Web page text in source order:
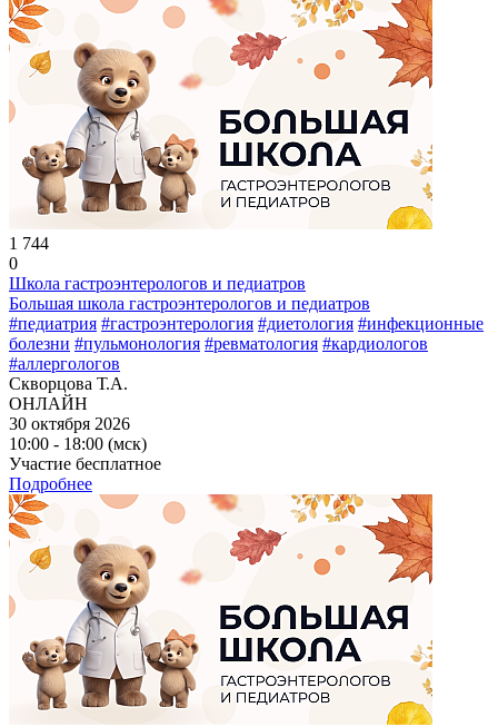
1 744
0
Школа гастроэнтерологов и педиатров
Большая школа гастроэнтерологов и педиатров
#педиатрия #гастроэнтерология #диетология #инфекционные
болезни #пульмонология #ревматология #кардиологов
#аллергологов
Скворцова Т.А.
ОНЛАЙН
30 октября 2026
10:00 - 18:00 (мск)
Участие бесплатное
Подробнее